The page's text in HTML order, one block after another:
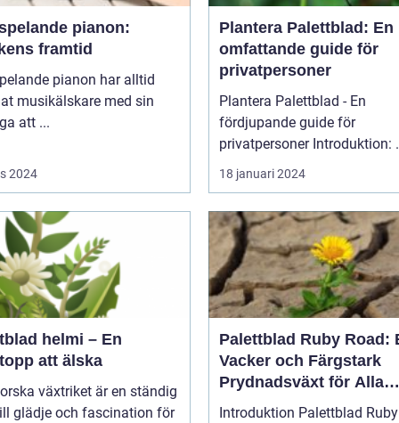
pianon:
framtid
pianon har alltid
musikälskare med sin
att ...
2024
Plantera Palettblad: En
omfattande guide för
privatpersoner
Plantera Palettblad - En
fördjupande guide för
18 januari 2024
helmi – En
att älska
växtriket är en ständig
glädje och fascination för
Palettblad Ruby Road:
Vacker och Färgstark
Prydnadsväxt för Alla
Trädgårdar
Introduktion Palettblad Ruby Road